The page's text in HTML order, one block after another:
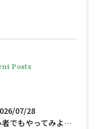
Posts
07/28
初心者でもやってみよう、格闘技でダイエット脂肪燃焼🔥